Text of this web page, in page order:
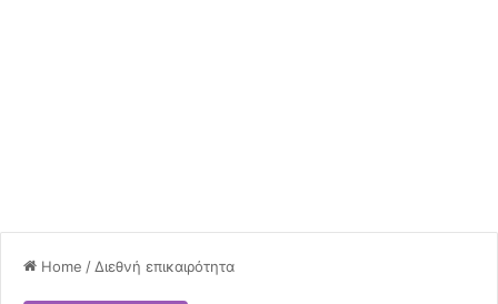
Home / Διεθνή επικαιρότητα